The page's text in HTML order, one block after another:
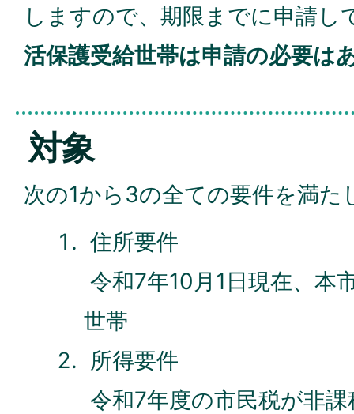
しますので、期限までに申請し
活保護受給世帯は申請の必要は
対象
次の1から3の全ての要件を満た
住所要件
令和7年10月1日現在、本
世帯
所得要件
令和7年度の市民税が非